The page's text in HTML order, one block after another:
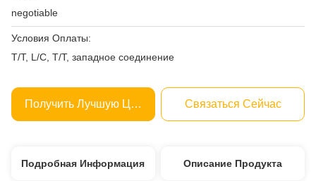
negotiable
Условия Оплаты:
T/T, L/C, T/T, западное соединение
Получить Лучшую Цену Связаться Сейчас
Подробная Информация Описание Продукта